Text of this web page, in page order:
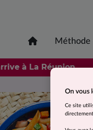
Méthode
à La Réunion
On vous
Ce site